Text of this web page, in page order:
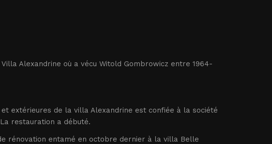
Alexandrine où a vécu Witold Gombrowicz entre 1964-
extérieures de la villa Alexandrine est confiée à la société
restauration a débuté.
rénovation entamé en octobre dernier à la villa Belle